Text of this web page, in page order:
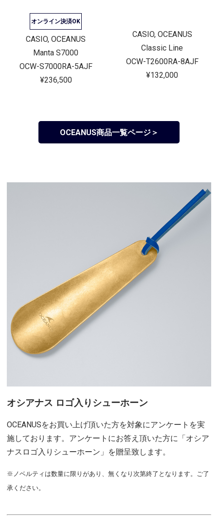
オンライン決済OK
CASIO, OCEANUS
Manta S7000
OCW-S7000RA-5AJF
¥236,500
CASIO, OCEANUS
Classic Line
OCW-T2600RA-8AJF
¥132,000
OCEANUS商品一覧ページ＞
オシアナス ロゴ入りシューホーン
OCEANUSをお買い上げ頂いた方を対象にアンケートを実
施しております。アンケートにお答え頂いた方に「オシア
ナスロゴ入りシューホーン」を贈呈致します。
※ノベルティは数量に限りがあり、無くなり次第終了となります。ご了
承ください。